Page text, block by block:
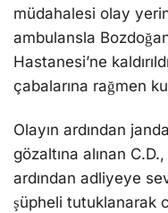
müdahalesi olay
ambulansla
Hastanesi’ne
çabalarına rağmen
Olayın ardından
gözaltına alınan
ardından adliyeye
şüpheli tutuklanarak